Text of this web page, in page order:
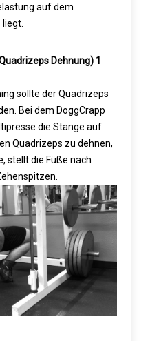
auf dem
Dehnung) 1
sollte der Quadrizeps
Bei dem DoggCrapp
die Stange auf
Quadrizeps zu dehnen,
stellt die Füße nach